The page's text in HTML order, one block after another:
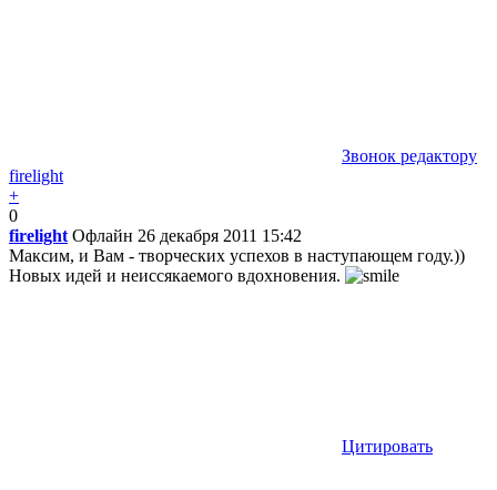
Звонок редактору
firelight
+
0
firelight Офлайн 26 декабря 2011 15:42
Максим, и Вам - творческих успехов в наступающем году.))
Новых идей и неиссякаемого вдохновения.
Цитировать